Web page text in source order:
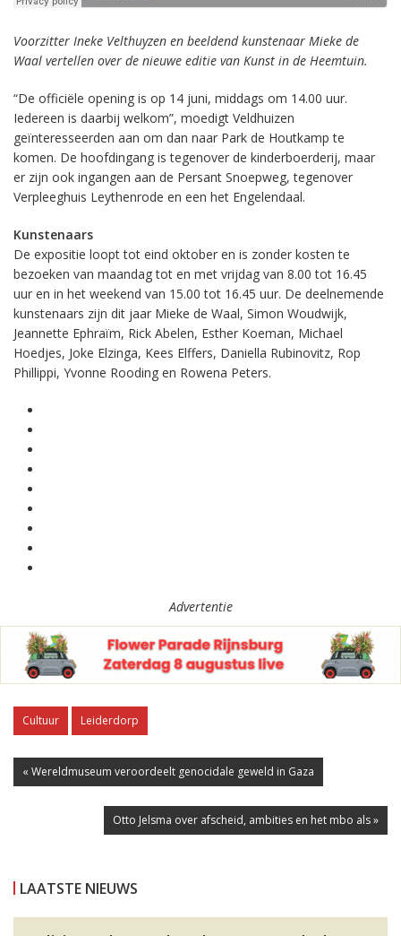
Voorzitter Ineke Velthuyzen en beeldend kunstenaar Mieke de
Waal vertellen over de nieuwe editie van Kunst in de Heemtuin.
“De officiële opening is op 14 juni, middags om 14.00 uur.
Iedereen is daarbij welkom”, moedigt Veldhuizen
geïnteresseerden aan om dan naar Park de Houtkamp te
komen. De hoofdingang is tegenover de kinderboerderij, maar
er zijn ook ingangen aan de Persant Snoepweg, tegenover
Verpleeghuis Leythenrode en een het Engelendaal.
Kunstenaars
De expositie loopt tot eind oktober en is zonder kosten te
bezoeken van maandag tot en met vrijdag van 8.00 tot 16.45
uur en in het weekend van 15.00 tot 16.45 uur. De deelnemende
kunstenaars zijn dit jaar Mieke de Waal, Simon Woudwijk,
Jeannette Ephraïm, Rick Abelen, Esther Koeman, Michael
Hoedjes, Joke Elzinga, Kees Elffers, Daniella Rubinovitz, Rop
Phillippi, Yvonne Rooding en Rowena Peters.
Advertentie
Cultuur Leiderdorp
« Wereldmuseum veroordeelt genocidale geweld in Gaza
Otto Jelsma over afscheid, ambities en het mbo als »
LAATSTE NIEUWS